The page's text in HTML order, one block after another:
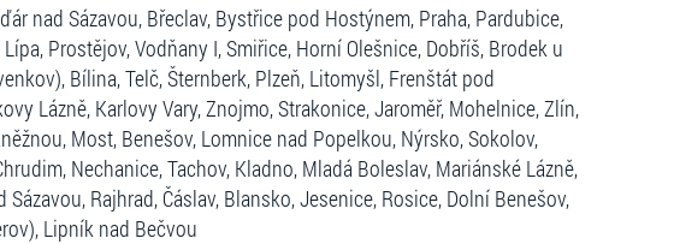
nad Sázavou, Břeclav, Bystřice pod Hostýnem, Praha, Pardubice,
Prostějov, Vodňany I, Smiřice, Horní Olešnice, Dobříš, Brodek u
Bílina, Telč, Šternberk, Plzeň, Litomyšl, Frenštát pod
Lázně, Karlovy Vary, Znojmo, Strakonice, Jaroměř, Mohelnice, Zlín,
Most, Benešov, Lomnice nad Popelkou, Nýrsko, Sokolov,
Nechanice, Tachov, Kladno, Mladá Boleslav, Mariánské Lázně,
Rajhrad, Čáslav, Blansko, Jesenice, Rosice, Dolní Benešov,
Lipník nad Bečvou